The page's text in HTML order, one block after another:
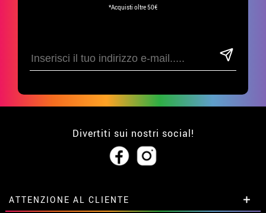
*Acquisti oltre 50€
Divertiti sui nostri social!
ATTENZIONE AL CLIENTE